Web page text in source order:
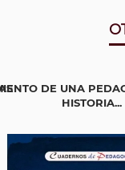
DE UNA
HISTORIA...